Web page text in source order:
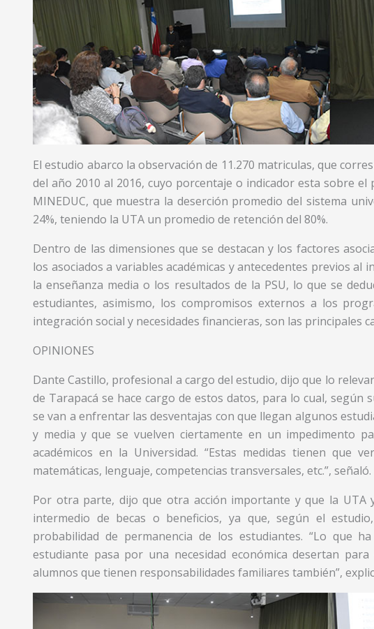
El estudio abarco la observación de 11.270 matriculas, que
del año 2010 al 2016, cuyo porcentaje o indicador esta sobre el
MINEDUC, que muestra la deserción promedio del sistema
24%, teniendo la UTA un promedio de retención del 80%.
Dentro de las dimensiones que se destacan y los factores
los asociados a variables académicas y antecedentes previos
la enseñanza media o los resultados de la PSU, lo que se
estudiantes, asimismo, los compromisos externos a los
integración social y necesidades financieras, son las principales
OPINIONES
Dante Castillo, profesional a cargo del estudio, dijo que lo
de Tarapacá se hace cargo de estos datos, para lo cual, según
se van a enfrentar las desventajas con que llegan algunos
y media y que se vuelven ciertamente en un impedimento
académicos en la Universidad. “Estas medidas tienen que
matemáticas, lenguaje, competencias transversales, etc.”, señaló.
Por otra parte, dijo que otra acción importante y que la UTA
intermedio de becas o beneficios, ya que, según el
probabilidad de permanencia de los estudiantes. “Lo que
estudiante pasa por una necesidad económica desertan
alumnos que tienen responsabilidades familiares también”,